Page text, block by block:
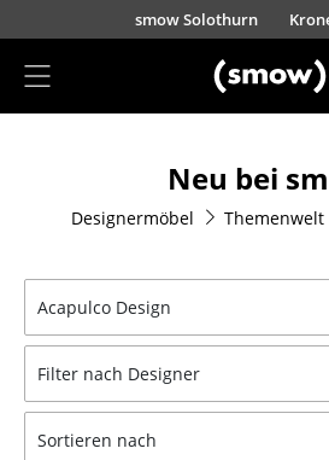
Direkt zum Inhaltsmow Solothurn
Esszimmerstühle
Sofas
Sessel
Loungesessel
Stühle
Neu bei
Designermöbel Themenwelt
Acapulco Design
Filter nach Designer
Sortieren nach